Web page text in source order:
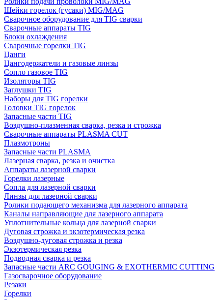
Шейки горелок (гусаки) MIG/MAG
Сварочное оборудование для TIG сварки
Сварочные аппараты TIG
Блоки охлаждения
Сварочные горелки TIG
Цанги
Цангодержатели и газовые линзы
Сопло газовое TIG
Изоляторы TIG
Заглушки TIG
Наборы для TIG горелки
Головки TIG горелок
Запасные части TIG
Воздушно-плазменная сварка, резка и строжка
Сварочные аппараты PLASMA CUT
Плазмотроны
Запасные части PLASMA
Лазерная сварка, резка и очистка
Аппараты лазерной сварки
Горелки лазерные
Сопла для лазерной сварки
Линзы для лазерной сварки
Ролики подающего механизма для лазерного аппарата
Каналы направляющие для лазерного аппарата
Уплотнительные кольца для лазерной сварки
Дуговая строжка и экзотермическая резка
Воздушно-дуговая строжка и резка
Экзотермическая резка
Подводная сварка и резка
Запасные части ARC GOUGING & EXOTHERMIC CUTTING
Газосварочное оборудование
Резаки
Горелки